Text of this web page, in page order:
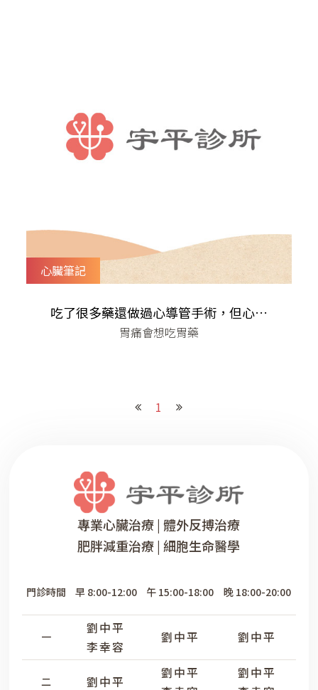
心臟筆記
吃了很多藥還做過心導管手術，但心臟
還在痛怎麼辦呢？
​胃痛會想吃胃藥
1
專業心臟治療 | 體外反搏治療
肥胖減重治療 | 細胞生命醫學
門診時間
一
二
早 8:00-12:00
劉中平
李幸容
劉中平
午 15:00-18:00
劉中平
劉中平
晚 18:00-20:00
劉中平
劉中平